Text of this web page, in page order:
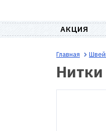
АКЦИЯ
Главная